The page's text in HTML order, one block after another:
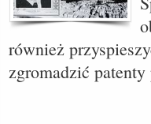
również
zgromadzić